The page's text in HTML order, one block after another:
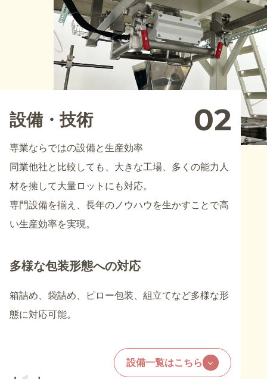
設備・技術 02
専業ならではの設備と生産効率
同業他社と比較しても、大きな工場、多くの能力人
材を擁して大量ロットにも対応。
専門設備を揃え、長年のノウハウを生かすことで高
い生産効率を実現。
多様な包装形態への対応
箱詰め、袋詰め、ピロー包装、組立てなど多様な形
態に対応可能。
設備一覧はこちら